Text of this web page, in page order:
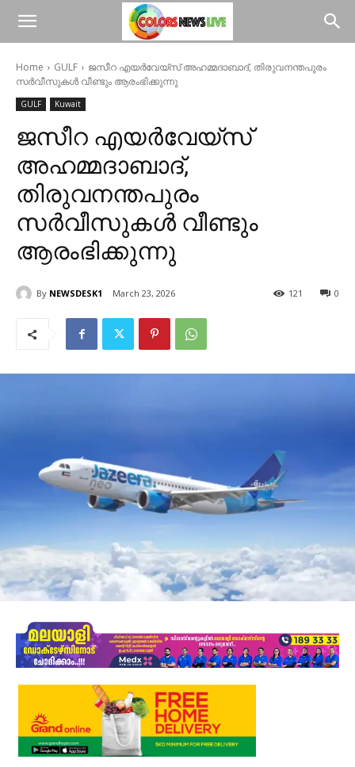
Home GULF
ജസീറ എയർവേയ്സ് അഹമ്മദാബാദ്, തിരുവനന്തപുരം
സർവീസുകൾ വീണ്ടും ആരംഭിക്കുന്നു
GULF Kuwait
ജസീറ എയർവേയ്സ്
അഹമ്മദാബാദ്,
തിരുവനന്തപുരം
സർവീസുകൾ വീണ്ടും
ആരംഭിക്കുന്നു
By NEWSDESK1 March 23, 2026 0
121